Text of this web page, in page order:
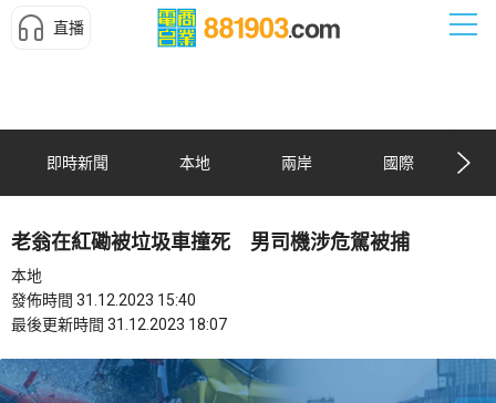
直播
即時新聞 本地 兩岸 國際
老翁在紅磡被垃圾車撞死 男司機涉危駕被捕
本地
發佈時間 31.12.2023 15:40
最後更新時間 31.12.2023 18:07